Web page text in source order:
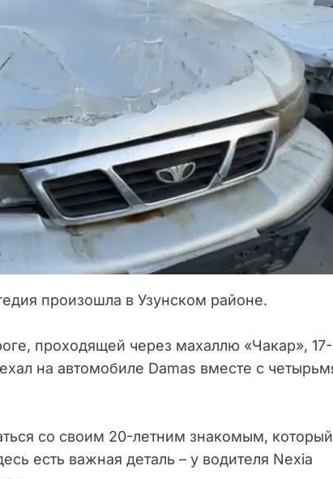
произошла в Узунском районе.
проходящей через махаллю «Чакар», 17-
на автомобиле Damas вместе с
со своим 20-летним знакомым, который
есть важная деталь – у водителя Nexia